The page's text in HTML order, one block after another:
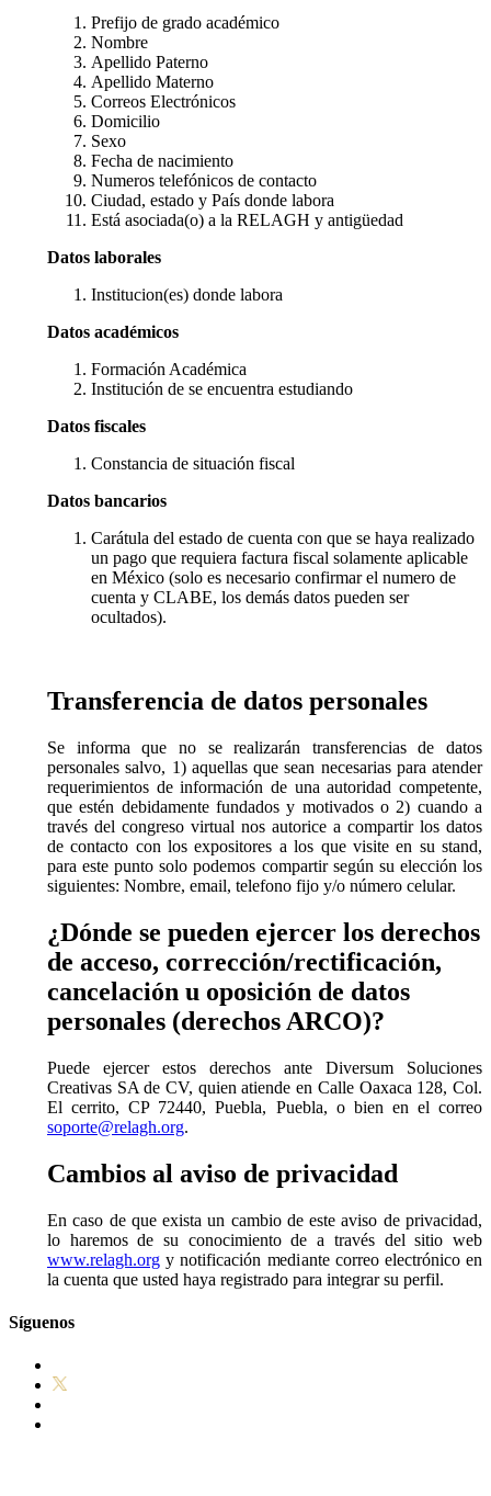
Prefijo de grado académico
Nombre
Apellido Paterno
Apellido Materno
Correos Electrónicos
Domicilio
Sexo
Fecha de nacimiento
Numeros telefónicos de contacto
Ciudad, estado y País donde labora
Está asociada(o) a la RELAGH y antigüedad
Datos laborales
Institucion(es) donde labora
Datos académicos
Formación Académica
Institución de se encuentra estudiando
Datos fiscales
Constancia de situación fiscal
Datos bancarios
Carátula del estado de cuenta con que se haya realizado
un pago que requiera factura fiscal solamente aplicable
en México (solo es necesario confirmar el numero de
cuenta y CLABE, los demás datos pueden ser
ocultados).
Transferencia de datos personales
Se informa que no se realizarán transferencias de datos
personales salvo, 1) aquellas que sean necesarias para atender
requerimientos de información de una autoridad competente,
que estén debidamente fundados y motivados o 2) cuando a
través del congreso virtual nos autorice a compartir los datos
de contacto con los expositores a los que visite en su stand,
para este punto solo podemos compartir según su elección los
siguientes: Nombre, email, telefono fijo y/o número celular.
¿Dónde se pueden ejercer los derechos
de acceso, corrección/rectificación,
cancelación u oposición de datos
personales (derechos ARCO)?
Puede ejercer estos derechos ante Diversum Soluciones
Creativas SA de CV, quien atiende en Calle Oaxaca 128, Col.
El cerrito, CP 72440, Puebla, Puebla, o bien en el correo
soporte@relagh.org.
Cambios al aviso de privacidad
En caso de que exista un cambio de este aviso de privacidad,
lo haremos de su conocimiento de a través del sitio web
www.relagh.org y notificación mediante correo electrónico en
la cuenta que usted haya registrado para integrar su perfil.
Síguenos